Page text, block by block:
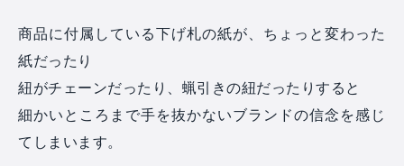
商品に付属している下げ札の紙が、ちょっと変わった
紙だったり
紐がチェーンだったり、蝋引きの紐だったりすると
細かいところまで手を抜かないブランドの信念を感じ
てしまいます。